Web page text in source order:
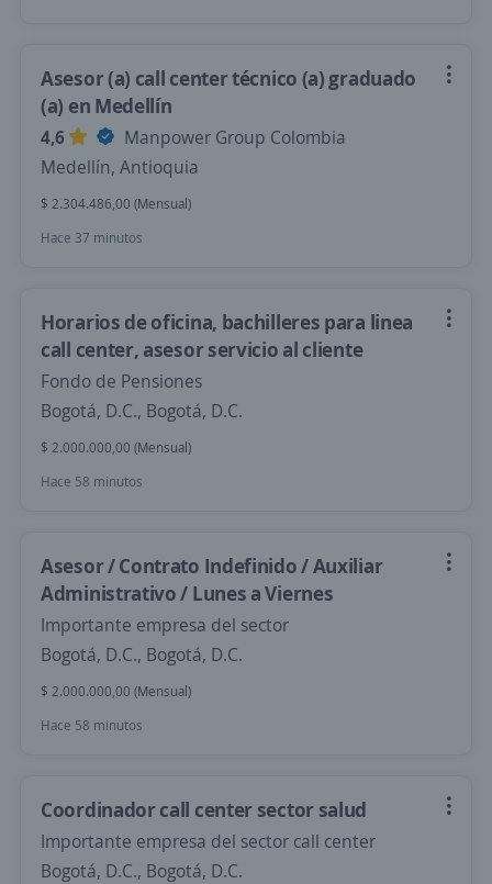
Asesor (a) call center técnico (a) graduado
(a) en Medellín
4,6
Manpower Group Colombia
Medellín, Antioquia
$ 2.304.486,00 (Mensual)
Hace 37 minutos
Horarios de oficina, bachilleres para linea
call center, asesor servicio al cliente
Fondo de Pensiones
Bogotá, D.C., Bogotá, D.C.
$ 2.000.000,00 (Mensual)
Hace 58 minutos
Asesor / Contrato Indefinido / Auxiliar
Administrativo / Lunes a Viernes
Importante empresa del sector
Bogotá, D.C., Bogotá, D.C.
$ 2.000.000,00 (Mensual)
Hace 58 minutos
Coordinador call center sector salud
Importante empresa del sector call center
Bogotá, D.C., Bogotá, D.C.